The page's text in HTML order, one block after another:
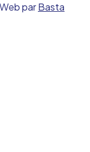
parBasta